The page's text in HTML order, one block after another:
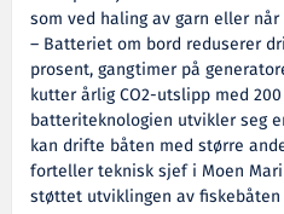
som ved haling av garn eller
– Batteriet om bord reduserer
prosent, gangtimer på
kutter årlig CO2-utslipp med
batteriteknologien utvikler seg
kan drifte båten med større
forteller teknisk sjef i Moen
støttet utviklingen av